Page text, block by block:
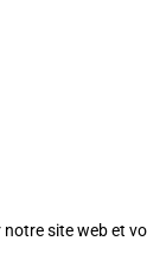
site web et